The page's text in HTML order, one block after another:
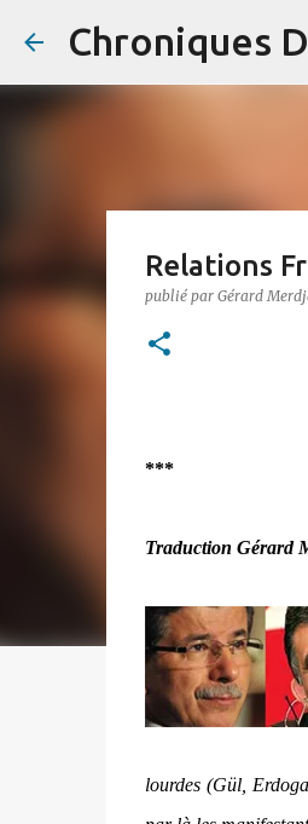
Chroniques
Relations
publié par Gérard
***
Traduction Gérard
lourdes (Gül,